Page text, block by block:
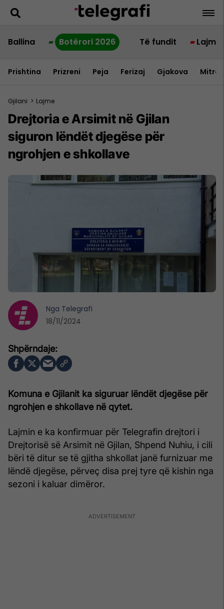
Ballina Botërori 2026 Të fundit Lajme
Prishtina Prizreni Peja Ferizaj Gjakova
Gjilani > Lajme
Drejtoria e Arsimit në Gjilan
siguron lëndët djegëse për
ngrohjen e shkollave
Komuna e Gjilanit ka siguruar lëndët djegëse për
ngrohjen e shkollave në qytet.
Lajmin e ka konfirmuar për Telegrafin drejtori i
Drejtorisë së Arsimit në Gjilan, Shpend Nuhiu, i cili
bëri të ditur se të gjitha shkollat janë furnizuar me
lëndë djegëse, përveç disa prej tyre që kishin nga
sezoni i kaluar dimëror.
Nga Telegrafi
18/11/2024